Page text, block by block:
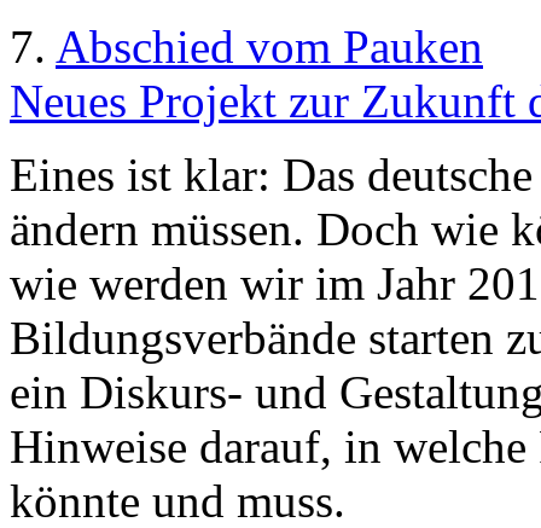
7. Abschied vom Pauken
Neues Projekt zur Zukunft
Eines ist klar: Das
ändern müssen. Doch wie
wie werden wir im Jahr
Bildungsverbände starten
ein Diskurs- und
Hinweise darauf, in
könnte und muss.